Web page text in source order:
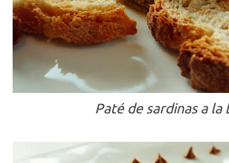
Paté de sardinas a la